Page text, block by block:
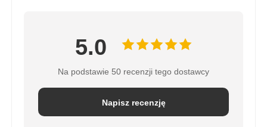
Membrana RO do zastosowań mieszkaniowych
5.0
Na podstawie 50 recenzji tego dostawcy
Napisz recenzję